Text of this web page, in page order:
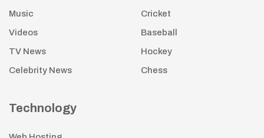
Music
Videos
TV News
Celebrity News
Cricket
Baseball
Hockey
Chess
Technology